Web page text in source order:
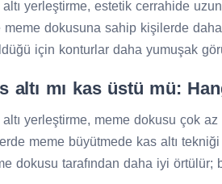
altı yerleştirme, estetik cerrahide
meme dokusuna sahip kişilerde
için konturlar daha yumuşak
altı mı kas üstü mü:
altı yerleştirme, meme dokusu çok
meme büyütmede kas altı
dokusu tarafından daha iyi